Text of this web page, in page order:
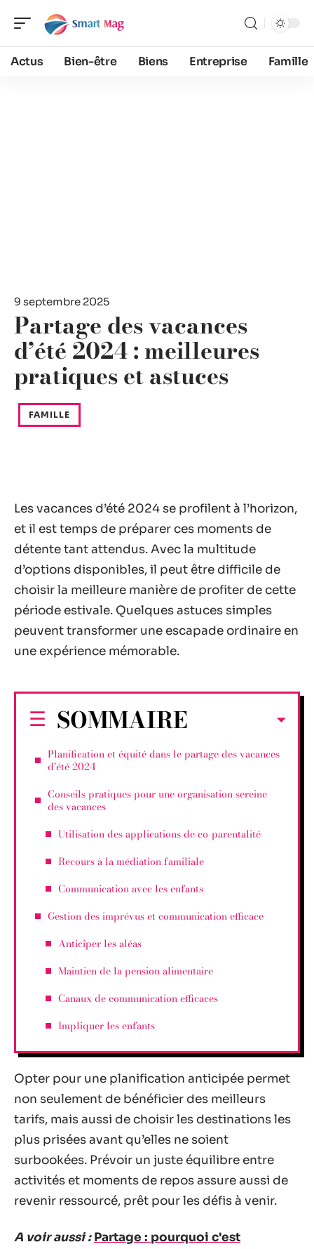
Actus Bien-être Biens Entreprise Famille
9 septembre 2025
Partage des vacances
d’été 2024 : meilleures
pratiques et astuces
FAMILLE
Les vacances d’été 2024 se profilent à l’horizon,
et il est temps de préparer ces moments de
détente tant attendus. Avec la multitude
d’options disponibles, il peut être difficile de
choisir la meilleure manière de profiter de cette
période estivale. Quelques astuces simples
peuvent transformer une escapade ordinaire en
une expérience mémorable.
SOMMAIRE
Planification et équité dans le partage des vacances
d’été 2024
Conseils pratiques pour une organisation sereine
des vacances
Utilisation des applications de co-parentalité
Recours à la médiation familiale
Communication avec les enfants
Gestion des imprévus et communication efficace
Anticiper les aléas
Maintien de la pension alimentaire
Canaux de communication efficaces
Impliquer les enfants
Opter pour une planification anticipée permet
non seulement de bénéficier des meilleurs
tarifs, mais aussi de choisir les destinations les
plus prisées avant qu’elles ne soient
surbookées. Prévoir un juste équilibre entre
activités et moments de repos assure aussi de
revenir ressourcé, prêt pour les défis à venir.
A voir aussi : Partage : pourquoi c'est